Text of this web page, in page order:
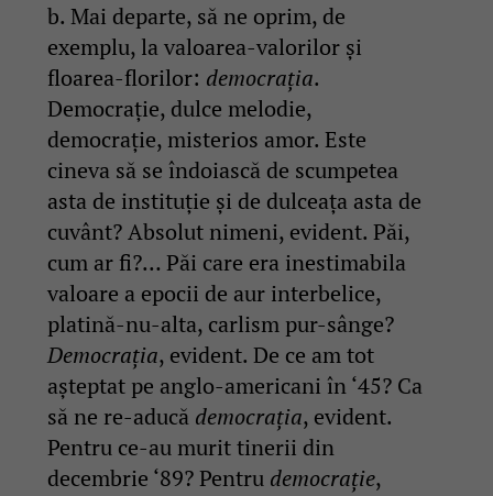
b. Mai departe, să ne oprim, de
exemplu, la valoarea-valorilor și
floarea-florilor: democrația.
Democrație, dulce melodie,
democrație, misterios amor. Este
cineva să se îndoiască de scumpetea
asta de instituție și de dulceața asta de
cuvânt? Absolut nimeni, evident. Păi,
cum ar fi?… Păi care era inestimabila
valoare a epocii de aur interbelice,
platină-nu-alta, carlism pur-sânge?
Democrația, evident. De ce am tot
așteptat pe anglo-americani în ‘45? Ca
să ne re-aducă democrația, evident.
Pentru ce-au murit tinerii din
decembrie ‘89? Pentru democrație,